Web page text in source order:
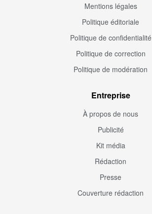
Mentions légales
Politique éditoriale
Politique de confidentialité
Politique de correction
Politique de modération
Entreprise
À propos de nous
Publicité
Kit média
Rédaction
Presse
Couverture rédaction